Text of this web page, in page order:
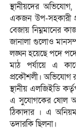
স্থানীয়দের
একজন উপ-সহকারী
বেজায় নিম্নমানের
জানালা গুলোও
লঙ্ঘন হয়েছে পদে
মাঠ পর্যায়ে এ
প্রকৌশলী। অভিযোগ
স্থানীয় এলজিইডি
এ সুযোগকের ষোল
ঠিকাদার । এ
তদারকি ছিলনা।